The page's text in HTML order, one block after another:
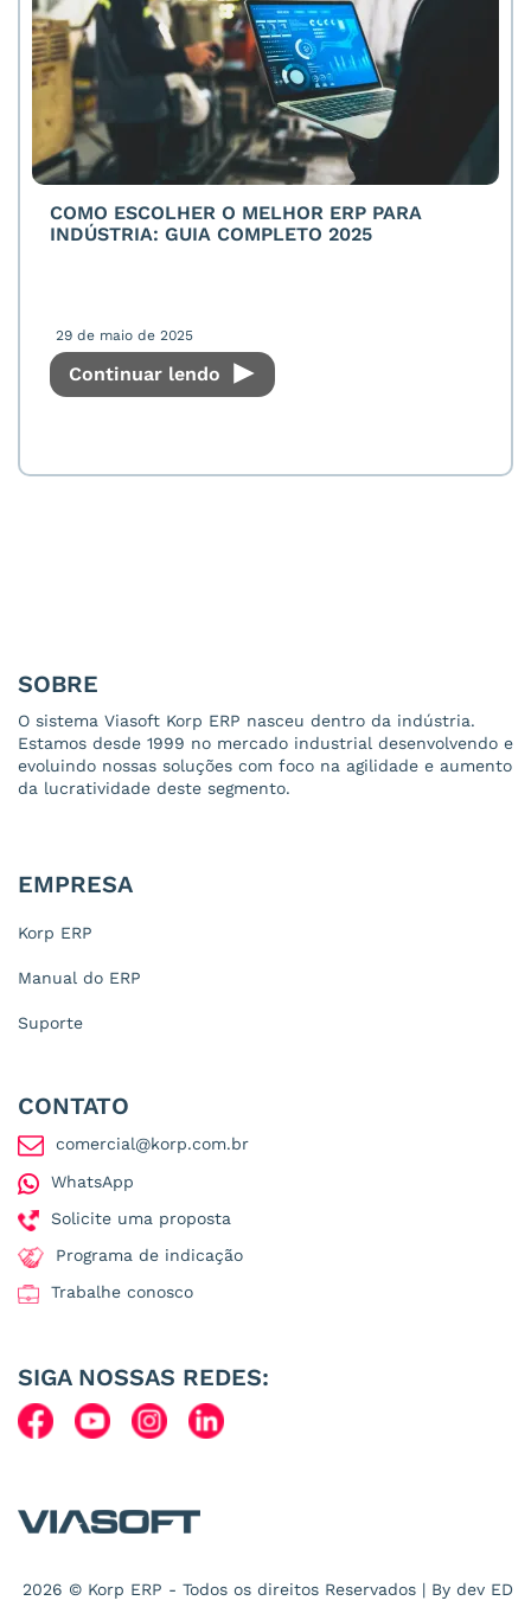
COMO ESCOLHER O MELHOR ERP PARA
INDÚSTRIA: GUIA COMPLETO 2025
29 de maio de 2025
Continuar lendo
SOBRE
O sistema Viasoft Korp ERP nasceu dentro da indústria.
Estamos desde 1999 no mercado industrial desenvolvendo e
evoluindo nossas soluções com foco na agilidade e aumento
da lucratividade deste segmento.
EMPRESA
Korp ERP
Manual do ERP
Suporte
CONTATO
comercial@korp.com.br
WhatsApp
Solicite uma proposta
Programa de indicação
Trabalhe conosco
SIGA NOSSAS REDES:
2026 © Korp ERP - Todos os direitos Reservados | By dev ED